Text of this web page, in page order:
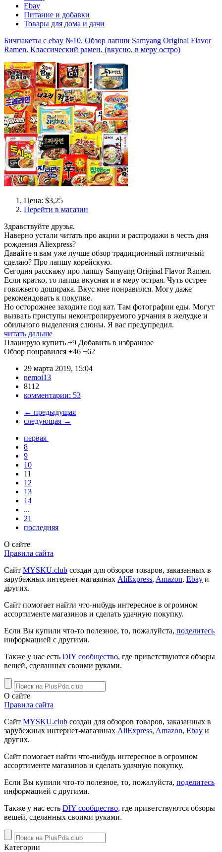
Ebay
Питание и добавки
Товары для дома и дачи
Бичпакеты с ebay №10. Обзор лапши Samyang Original Flavor
Ramen. Классический рамен. (вкусно, в меру остро)
Цена: $3,25
Перейти в магазин
Здравствуйте друзья.
Наверно устали читать про акции и распродажи в честь дня
рождения Aliexpress?
Давайте я вам уже лучше обзор традиционный пятничный
сделаю? Про лапшу корейскую.
Сегодня расскажу про лапшу Samyang Original Flavor Ramen.
Если кратко, то лапша вкусная и в меру острая. Чуть острее
говяжьего доширака. Вкус мне понравился. Могу даже
рекомендовать к покупке.
Но осторожнее заходите под кат. Там фотографии еды. Могут
вызвать приступы неконтролируемого урчания в желудке и
обильного выделения слюны. Я вас предупредил.
читать дальше
Планирую купить +9 Добавить в избранное
Обзор понравился +46 +62
29 марта 2019, 15:04
nemoi13
8112
комментарии: 53
← предыдущая
следующая →
первая
8
9
10
11
12
13
14
...
21
последняя
О сайте
Правила сайта
Сайт MYSKU.club cоздан для обзоров товаров, заказанных в
зарубежных интернет-магазинах AliExpress, Amazon, Ebay и
других.
Сайт помогает найти что-нибудь интересное в огромном
ассортименте магазинов и сделать удачную покупку.
Если Вы купили что-то полезное, то, пожалуйста, поделитесь
информацией с другими.
Также у нас есть DIY сообщество, где приветствуются обзоры
вещей, сделанных своими руками.
О сайте
Правила сайта
Сайт MYSKU.club cоздан для обзоров товаров, заказанных в
зарубежных интернет-магазинах AliExpress, Amazon, Ebay и
других.
Сайт помогает найти что-нибудь интересное в огромном
ассортименте магазинов и сделать удачную покупку.
Если Вы купили что-то полезное, то, пожалуйста, поделитесь
информацией с другими.
Также у нас есть DIY сообщество, где приветствуются обзоры
вещей, сделанных своими руками.
Категории